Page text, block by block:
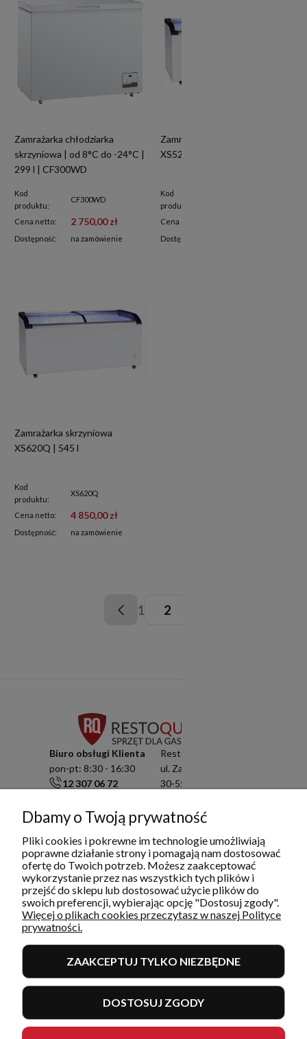
Zamrażarka chłodziarka
skrzyniowa | od 8°C do -24°C |
299 l | CF300WD
Kod
produktu:
CF300WD
Cena netto: 2 750,00 zł
Dostępność: na zamówienie
Zamrażarka skrzyniowa
XS520Q | 445 l
Kod
produktu:
Cena netto:
Dostępność:
Zamrażarka skrzyniowa
XS620Q | 545 l
Kod
produktu:
XS620Q
Cena netto: 4 850,00 zł
Dostępność: na zamówienie
1 2
Biuro obsługi Klienta
pon-pt: 8:30 - 16:30
12 307 06 72
info@restoquality.pl
Serwis
pon-pt: 8:30 - 16:30
577 609 633
serwis@restoquality.pl
Resto Quality Sp. z o.o.
ul. Zamknięta 10/1.5
30-554 Kraków
KRS: 0000511822
INFORMACJE
MOJE KONTO I ZAMÓWIENIA
Dbamy o Twoją prywatność
Pliki cookies i pokrewne im technologie umożliwiają
poprawne działanie strony i pomagają nam dostosować
ofertę do Twoich potrzeb. Możesz zaakceptować
wykorzystanie przez nas wszystkich tych plików i
przejść do sklepu lub dostosować użycie plików do
swoich preferencji, wybierając opcję "Dostosuj zgody".
Więcej o plikach cookies przeczytasz w naszej Polityce
prywatności.
ZAAKCEPTUJ TYLKO NIEZBĘDNE
DOSTOSUJ ZGODY